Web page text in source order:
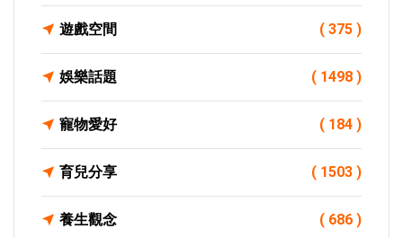
遊戲空間 ( 375 )
娛樂話題 ( 1498 )
寵物愛好 ( 184 )
育兒分享 ( 1503 )
養生觀念 ( 686 )